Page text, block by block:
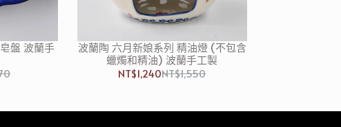
盤 波蘭手
波蘭陶 六月新娘系列 精油燈 (不包含
蠟燭和精油) 波蘭手工製
NT$1,240NT$1,550